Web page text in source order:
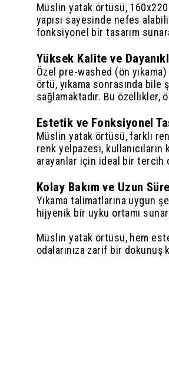
Müslin yatak örtüsü,
yapısı sayesinde nefes
fonksiyonel bir tasarım
Yüksek Kalite ve
Özel pre-washed (ön yıkama)
örtü, yıkama sonrasında bile
sağlamaktadır. Bu özellikler,
Estetik ve Fonksiyonel
Müslin yatak örtüsü, farklı
renk yelpazesi,
arayanlar için ideal bir tercih
Kolay Bakım ve Uzun
Yıkama talimatlarına uygun
hijyenik bir uyku ortamı
Müslin yatak örtüsü, hem
odalarınıza zarif bir